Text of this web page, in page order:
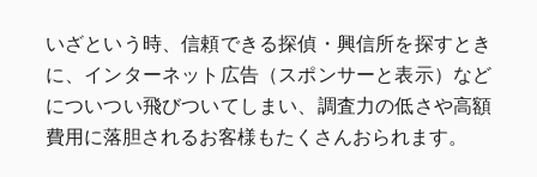
いざという時、信頼できる探偵・興信所を探すとき
に、インターネット広告（スポンサーと表示）など
についつい飛びついてしまい、調査力の低さや高額
費用に落胆されるお客様もたくさんおられます。